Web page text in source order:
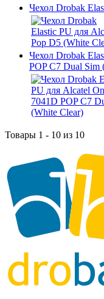
Чехол Drobak
Чехол Drobak
POP C7 Dual Sim
Товары 1 - 10 из 10